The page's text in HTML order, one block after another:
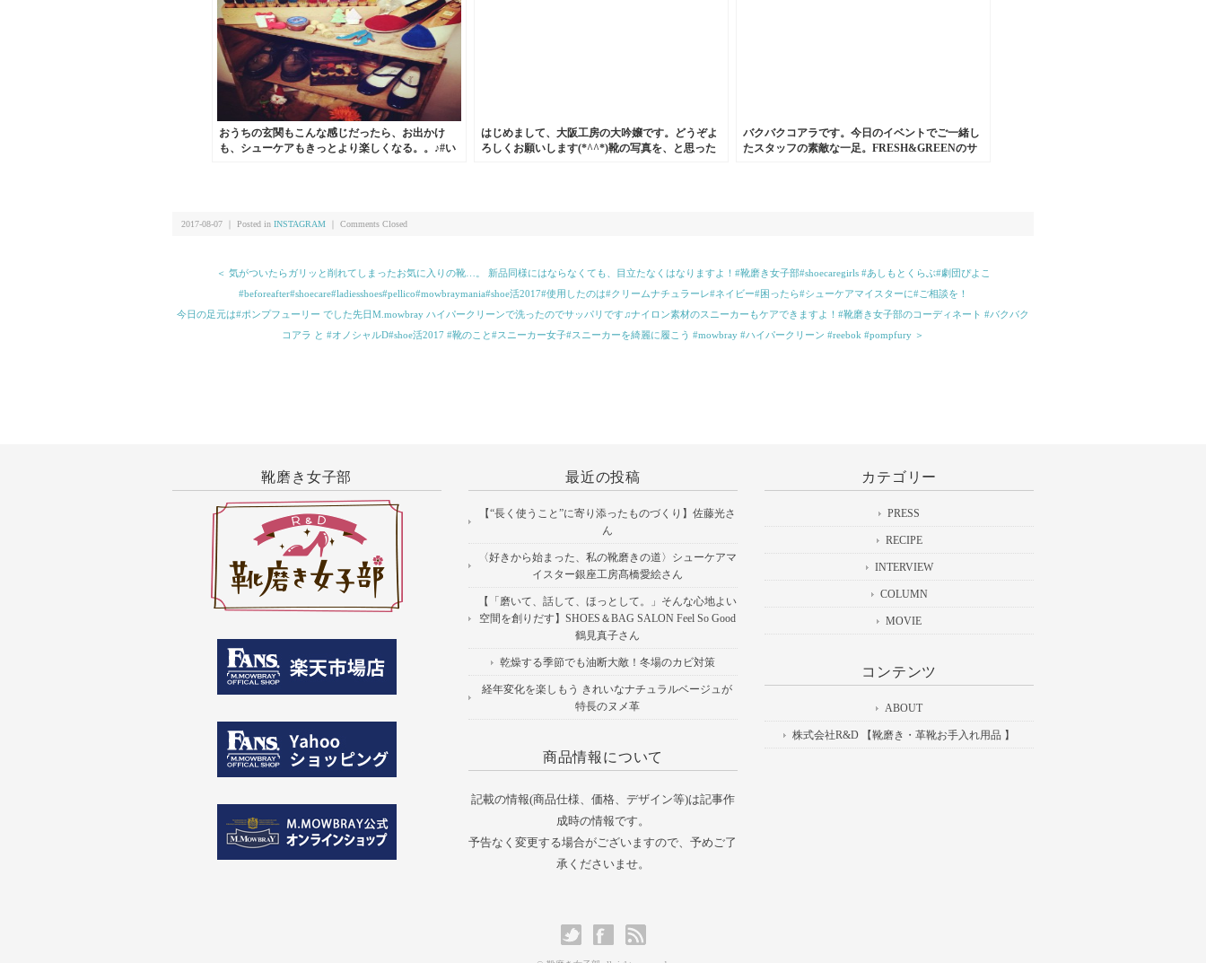
おうちの玄関もこんな感じだったら、お出かけ
も、シューケアもきっとより楽しくなる。。♪#い
はじめまして、大阪工房の大吟嬢です。どうぞよ
ろしくお願いします(*^^*)靴の写真を、と思った
バクバクコアラです。今日のイベントでご一緒し
たスタッフの素敵な一足。FRESH&GREENのサ
2017-08-07 ｜ Posted in INSTAGRAM Comments Closed
＜ 気がついたらガリッと削れてしまったお気に入りの靴…。 新品同様にはならなくても、目立たなくはなりますよ！#靴磨き女子部#shoecaregirls #あしもとくらぶ#劇団ぴよこ
#beforeafter#shoecare#ladiesshoes#pellico#mowbraymania#shoe活2017#使用したのは#クリームナチュラーレ#ネイビー#困ったら#シューケアマイスターに#ご相談を！
今日の足元は#ポンプフューリー でした先日M.mowbray ハイパークリーンで洗ったのでサッパリです♫ナイロン素材のスニーカーもケアできますよ！#靴磨き女子部のコーディネート #バクバク
コアラ と #オノシャルD#shoe活2017 #靴のこと#スニーカー女子#スニーカーを綺麗に履こう #mowbray #ハイパークリーン #reebok #pompfury ＞
靴磨き女子部 最近の投稿
【“長く使うこと”に寄り添ったものづくり】佐藤光さ
ん
〈好きから始まった、私の靴磨きの道〉シューケアマ
イスター銀座工房髙橋愛絵さん
【「磨いて、話して、ほっとして。」そんな心地よい
空間を創りだす】SHOES＆BAG SALON Feel So Good
鶴見真子さん
乾燥する季節でも油断大敵！冬場のカビ対策
経年変化を楽しもう きれいなナチュラルベージュが
特長のヌメ革
商品情報について
記載の情報(商品仕様、価格、デザイン等)は記事作
成時の情報です。
予告なく変更する場合がございますので、予めご了
承くださいませ。
カテゴリー
PRESS
RECIPE
INTERVIEW
COLUMN
MOVIE
コンテンツ
ABOUT
株式会社R&D 【靴磨き・革靴お手入れ用品 】